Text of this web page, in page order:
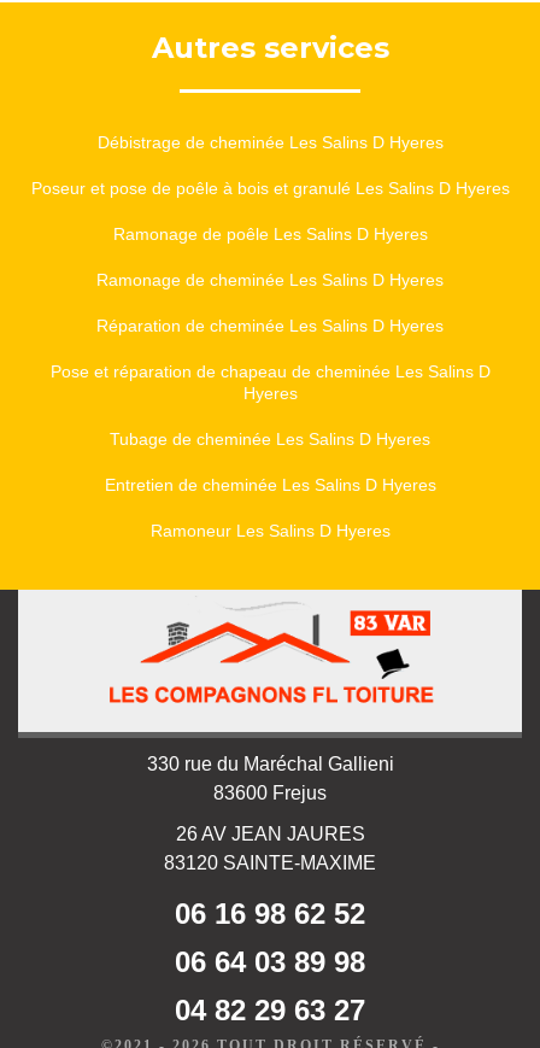
Autres services
Débistrage de cheminée Les Salins D Hyeres
Poseur et pose de poêle à bois et granulé Les Salins D Hyeres
Ramonage de poêle Les Salins D Hyeres
Ramonage de cheminée Les Salins D Hyeres
Réparation de cheminée Les Salins D Hyeres
Pose et réparation de chapeau de cheminée Les Salins D
Hyeres
Tubage de cheminée Les Salins D Hyeres
Entretien de cheminée Les Salins D Hyeres
Ramoneur Les Salins D Hyeres
330 rue du Maréchal Gallieni
83600 Frejus
26 AV JEAN JAURES
83120 SAINTE-MAXIME
06 16 98 62 52
06 64 03 89 98
04 82 29 63 27